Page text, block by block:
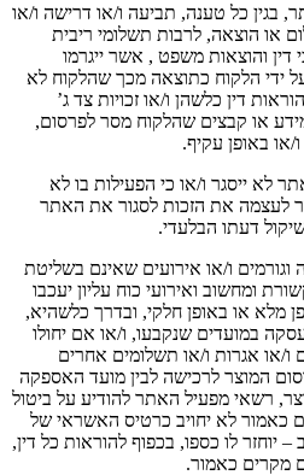
, בגין כל טענה, תביעה ו/או דרישה ו/או
או הוצאה, לרבות תשלומי ריבית
דין והוצאות משפט , אשר ייגרמו
ידי הלקוח כתוצאה מכך שהלקוח לא
דין כלשהן ו/או זכויות צד ג’
או קבצים שהלקוח מסר לפרסום,
/או באופן עקיף.
לא ייסגר ו/או כי הפעילות בו לא
לעצמה את הזכות לסגור את האתר
דעתו הבלעדי.
וגורמים ו/או אירועים שאינם בשליטת
ומחשוב ואירועי כוח עליון יעכבו
מלא או באופן חלקי, ובדרך כלשהיא,
במועדים שנקבעו, ו/או אם יחולו
ו/או אגרות ו/או תשלומים אחרים
המוצר לרכישה לבין מועד האספקה
, רשאי מפעיל האתר להודיע על ביטול
כאמור לא יחויב כרטיס האשראי של
– יוחזר לו כספו, בכפוף להוראות כל דין,
מקרים כאמור.